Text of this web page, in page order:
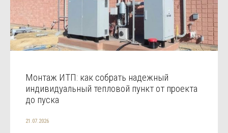
Монтаж ИТП: как собрать надежный
индивидуальный тепловой пункт от проекта
до пуска
21.07.2026